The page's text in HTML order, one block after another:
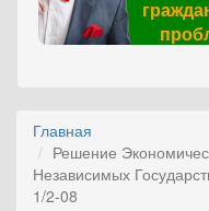
Главная
Решение
Независимых
1/2-08